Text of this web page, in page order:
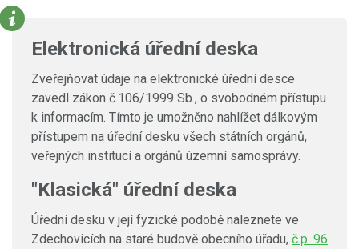
Elektronická úřední deska
Zveřejňovat údaje na elektronické úřední desce
zavedl zákon č.106/1999 Sb., o svobodném přístupu
k informacím. Tímto je umožněno nahlížet dálkovým
přístupem na úřední desku všech státních orgánů,
veřejných institucí a orgánů územní samosprávy.
"Klasická" úřední deska
Úřední desku v její fyzické podobě naleznete ve
Zdechovicích na staré budově obecního úřadu, č.p. 96